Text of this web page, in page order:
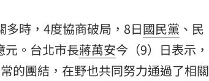
多時，4度協商破局，8日國民黨 、 民
元。台北市長蔣萬安今（9）日表示，
的團結，在野也共同努力通過了相關